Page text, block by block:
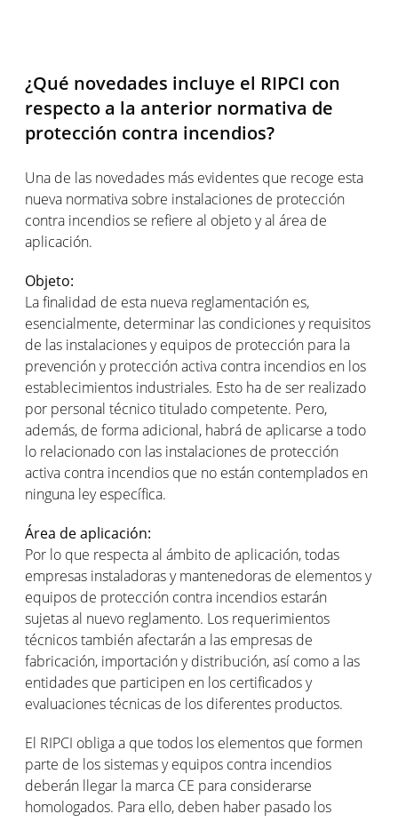
¿Qué novedades incluye el RIPCI con
respecto a la anterior normativa de
protección contra incendios?
Una de las novedades más evidentes que recoge esta
nueva normativa sobre instalaciones de protección
contra incendios se refiere al objeto y al área de
aplicación.
Objeto:
La finalidad de esta nueva reglamentación es,
esencialmente, determinar las condiciones y requisitos
de las instalaciones y equipos de protección para la
prevención y protección activa contra incendios en los
establecimientos industriales. Esto ha de ser realizado
por personal técnico titulado competente. Pero,
además, de forma adicional, habrá de aplicarse a todo
lo relacionado con las instalaciones de protección
activa contra incendios que no están contemplados en
ninguna ley específica.
Área de aplicación:
Por lo que respecta al ámbito de aplicación, todas
empresas instaladoras y mantenedoras de elementos y
equipos de protección contra incendios estarán
sujetas al nuevo reglamento. Los requerimientos
técnicos también afectarán a las empresas de
fabricación, importación y distribución, así como a las
entidades que participen en los certificados y
evaluaciones técnicas de los diferentes productos.
El RIPCI obliga a que todos los elementos que formen
parte de los sistemas y equipos contra incendios
deberán llegar la marca CE para considerarse
homologados. Para ello, deben haber pasado los